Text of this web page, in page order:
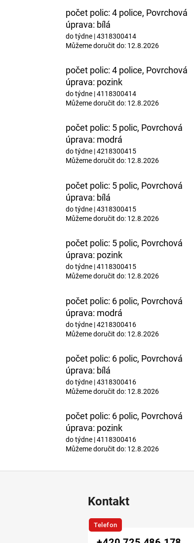
počet polic: 4 police, Povrchová
úprava: bílá
do týdne | 4318300414
Můžeme doručit do: 12.8.2026
počet polic: 4 police, Povrchová
úprava: pozink
do týdne | 4118300414
Můžeme doručit do: 12.8.2026
počet polic: 5 polic, Povrchová
úprava: modrá
do týdne | 4218300415
Můžeme doručit do: 12.8.2026
počet polic: 5 polic, Povrchová
úprava: bílá
do týdne | 4318300415
Můžeme doručit do: 12.8.2026
počet polic: 5 polic, Povrchová
úprava: pozink
do týdne | 4118300415
Můžeme doručit do: 12.8.2026
počet polic: 6 polic, Povrchová
úprava: modrá
do týdne | 4218300416
Můžeme doručit do: 12.8.2026
počet polic: 6 polic, Povrchová
úprava: bílá
do týdne | 4318300416
Můžeme doručit do: 12.8.2026
počet polic: 6 polic, Povrchová
úprava: pozink
do týdne | 4118300416
Můžeme doručit do: 12.8.2026
Kontakt
Telefon